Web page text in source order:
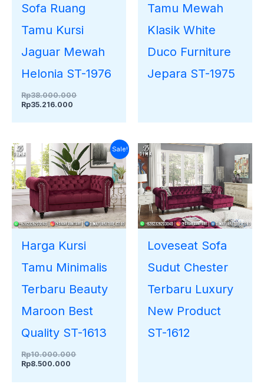
Sofa Ruang
Tamu Kursi
Jaguar Mewah
Helonia ST-1976
Rp38.000.000
Rp35.216.000
Tamu Mewah
Klasik White
Duco Furniture
Jepara ST-1975
Sale!
Harga Kursi
Tamu Minimalis
Terbaru Beauty
Maroon Best
Quality ST-1613
Rp10.000.000
Harga
aslinya
adalah:
Rp10.000.000.
Rp8.500.000
Harga
saat
ini
adalah:
Rp8.500.000.
Loveseat Sofa
Sudut Chester
Terbaru Luxury
New Product
ST-1612